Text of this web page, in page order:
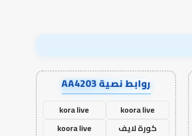
روابط نصية AA4203
koora live
kora live
كورة لايف
koora live